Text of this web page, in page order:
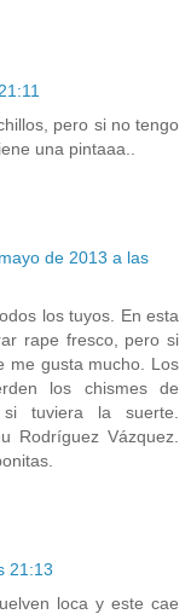
pero si no tengo
una pintaaa..
de 2013 a las
los tuyos. En esta
rape fresco, pero si
me gusta mucho. Los
los chismes de
tuviera la suerte.
Rodríguez Vázquez.
21:13
loca y este cae